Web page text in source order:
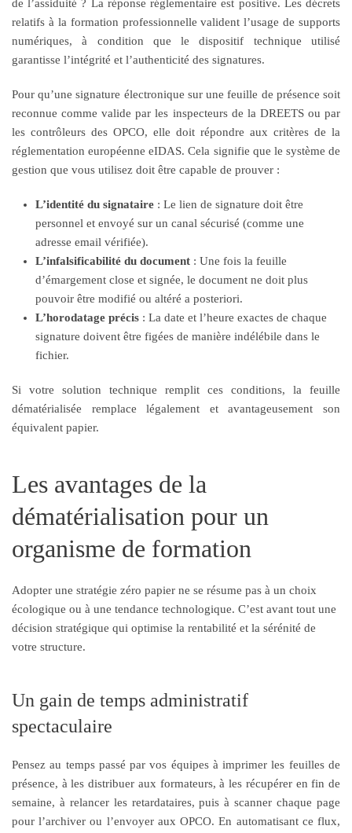
de l’assiduité ? La réponse réglementaire est positive. Les décrets
relatifs à la formation professionnelle valident l’usage de supports
numériques, à condition que le dispositif technique utilisé
garantisse l’intégrité et l’authenticité des signatures.
Pour qu’une signature électronique sur une feuille de présence soit
reconnue comme valide par les inspecteurs de la DREETS ou par
les contrôleurs des OPCO, elle doit répondre aux critères de la
réglementation européenne eIDAS. Cela signifie que le système de
gestion que vous utilisez doit être capable de prouver :
L’identité du signataire : Le lien de signature doit être
personnel et envoyé sur un canal sécurisé (comme une
adresse email vérifiée).
L’infalsificabilité du document : Une fois la feuille
d’émargement close et signée, le document ne doit plus
pouvoir être modifié ou altéré a posteriori.
L’horodatage précis : La date et l’heure exactes de chaque
signature doivent être figées de manière indélébile dans le
fichier.
Si votre solution technique remplit ces conditions, la feuille
dématérialisée remplace légalement et avantageusement son
équivalent papier.
Les avantages de la
dématérialisation pour un
organisme de formation
Adopter une stratégie zéro papier ne se résume pas à un choix
écologique ou à une tendance technologique. C’est avant tout une
décision stratégique qui optimise la rentabilité et la sérénité de
votre structure.
Un gain de temps administratif
spectaculaire
Pensez au temps passé par vos équipes à imprimer les feuilles de
présence, à les distribuer aux formateurs, à les récupérer en fin de
semaine, à relancer les retardataires, puis à scanner chaque page
pour l’archiver ou l’envoyer aux OPCO. En automatisant ce flux,